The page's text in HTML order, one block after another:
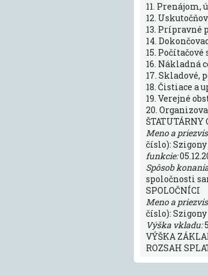
11. Prenájom,
12.
13. Prípravné
14.
15.
16. Nákladná
17. Skladové,
18. Čistiace a
19. Verejné
20.
ŠTATUTÁRNY
Meno a
číslo): Szigony
funkcie:
Spôsob
spoločnosti
SPOLOČNÍCI
Meno a
číslo): Szigony
Výška vkladu:
VÝŠKA
ROZSAH